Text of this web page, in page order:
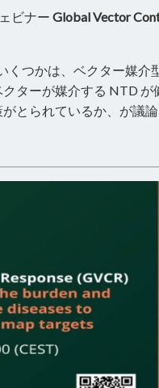
ビナー Global Vector
くつかは、ベクター媒介
ターが媒介する NTD
とられているか、が議